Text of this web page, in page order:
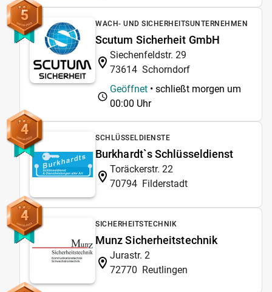
5 WACH- UND SICHERHEITSUNTERNEHMEN
Scutum Sicherheit GmbH
Siechenfeldstr. 29
73614 Schorndorf
Geöffnet • schließt morgen um
00:00 Uhr
4 SCHLÜSSELDIENSTE
Burkhardt`s Schlüsseldienst
Toräckerstr. 22
70794 Filderstadt
4 SICHERHEITSTECHNIK
Munz Sicherheitstechnik
Jurastr. 2
72770 Reutlingen